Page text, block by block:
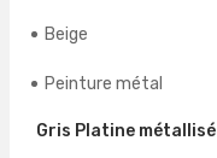
Beige
Peinture métal
Gris Platine métallisé